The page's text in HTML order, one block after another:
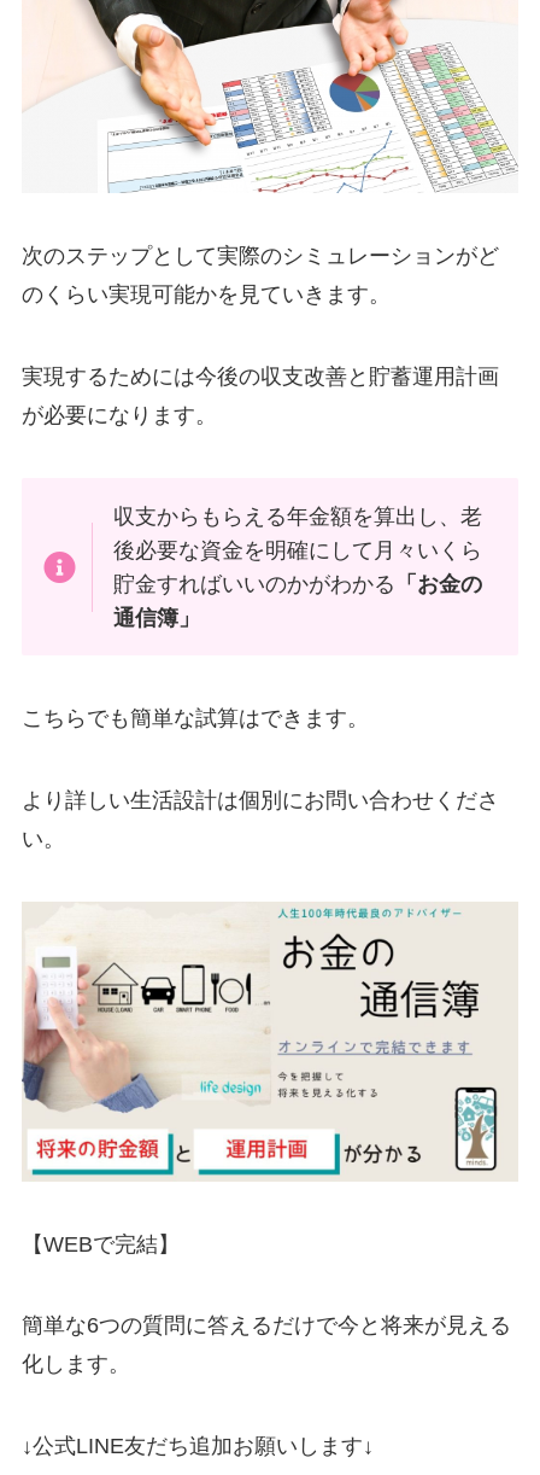
次のステップとして実際のシミュレーションがど
のくらい実現可能かを見ていきます。
実現するためには今後の収支改善と貯蓄運用計画
が必要になります。
収支からもらえる年金額を算出し、老
後必要な資金を明確にして月々いくら
貯金すればいいのかがわかる 「お金の
通信簿」
こちらでも簡単な試算はできます。
より詳しい生活設計は個別にお問い合わせくださ
い。
【WEBで完結】
簡単な6つの質問に答えるだけで今と将来が見える
化します。
↓公式LINE友だち追加お願いします↓